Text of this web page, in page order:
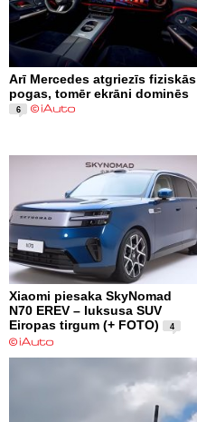
Arī Mercedes atgriezīs fiziskās
pogas, tomēr ekrāni dominēs
6
Xiaomi piesaka SkyNomad
N70 EREV – luksusa SUV
Eiropas tirgum (+ FOTO)
4